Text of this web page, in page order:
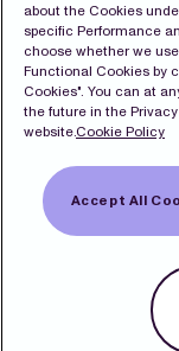
about the Cookies
specific Performance
choose whether we
Functional Cookies by
Cookies". You can at
the future in the
website.Cookie Policy
Accept All